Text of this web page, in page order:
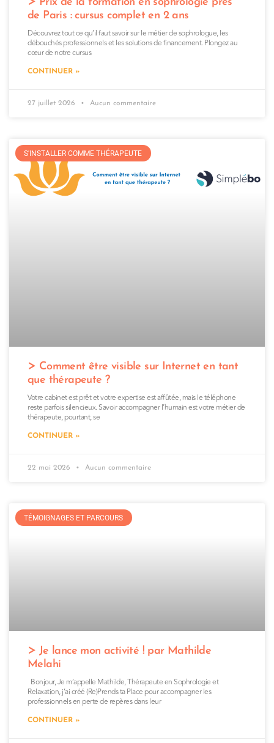
Prix de la formation en sophrologie près
de Paris : cursus complet en 2 ans
Découvrez tout ce qu’il faut savoir sur le métier de sophrologue, les
débouchés professionnels et les solutions de financement. Plongez au
cœur de notre cursus
CONTINUER »
27 juillet 2026 Aucun commentaire
S'INSTALLER COMME THÉRAPEUTE
Comment être visible sur Internet en tant
que thérapeute ?
Votre cabinet est prêt et votre expertise est affûtée, mais le téléphone
reste parfois silencieux. Savoir accompagner l’humain est votre métier de
thérapeute, pourtant, se
CONTINUER »
22 mai 2026 Aucun commentaire
TÉMOIGNAGES ET PARCOURS
Je lance mon activité ! par Mathilde
Melahi
Bonjour, Je m’appelle Mathilde, Thérapeute en Sophrologie et
Relaxation, j’ai créé (Re)Prends ta Place pour accompagner les
professionnels en perte de repères dans leur
CONTINUER »